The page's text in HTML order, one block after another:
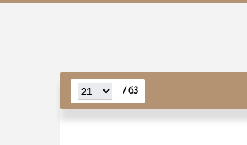
63 /